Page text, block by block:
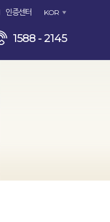
인증센터 KOR
1588 - 2145